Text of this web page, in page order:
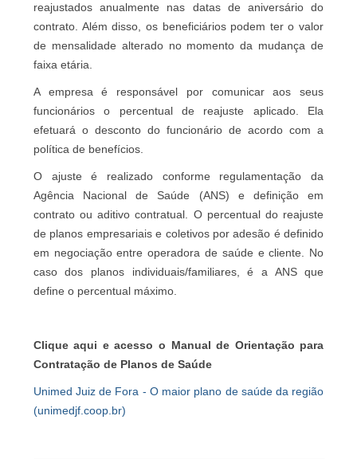
reajustados anualmente nas datas de aniversário do
contrato. Além disso, os beneficiários podem ter o valor
de mensalidade alterado no momento da mudança de
faixa etária.
A empresa é responsável por comunicar aos seus
funcionários o percentual de reajuste aplicado. Ela
efetuará o desconto do funcionário de acordo com a
política de benefícios.
O ajuste é realizado conforme regulamentação da
Agência Nacional de Saúde (ANS) e definição em
contrato ou aditivo contratual. O percentual do reajuste
de planos empresariais e coletivos por adesão é definido
em negociação entre operadora de saúde e cliente. No
caso dos planos individuais/familiares, é a ANS que
define o percentual máximo.
Clique aqui e acesso o Manual de Orientação para
Contratação de Planos de Saúde
Unimed Juiz de Fora - O maior plano de saúde da região
(unimedjf.coop.br)